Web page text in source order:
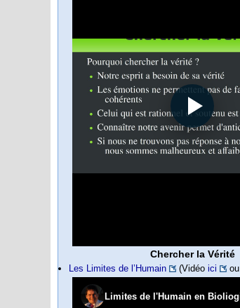
Chercher la Vérité
Les Limites de l’Humain (Vidéo ici ou